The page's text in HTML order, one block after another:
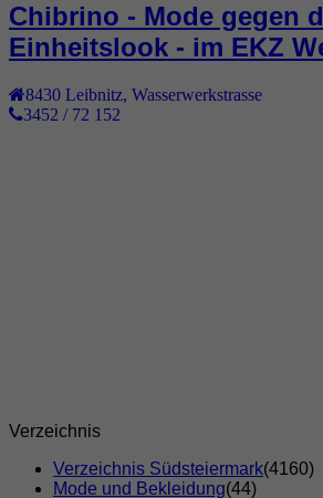
Chibrino - Mode gegen
Einheitslook - im EKZ
8430 Leibnitz Wasserwerkstrasse
3452 / 72 152
Verzeichnis
Verzeichnis Südsteiermark(4160)
Mode und Bekleidung(44)